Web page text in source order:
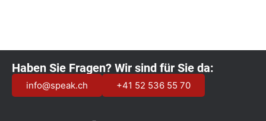
Haben Sie Fragen? Wir sind für Sie da:
info@speak.ch +41 52 536 55 70